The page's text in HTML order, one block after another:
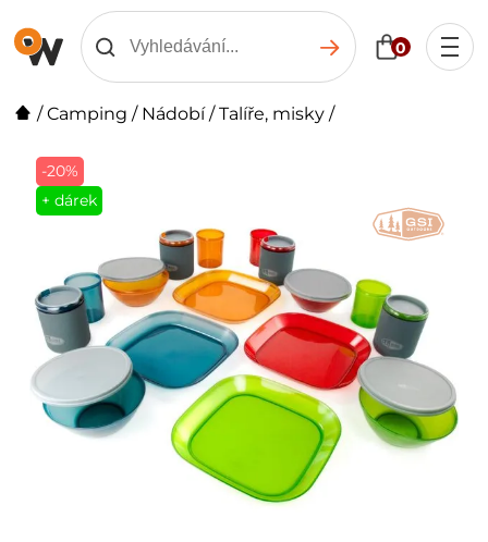
0
/Camping / Nádobí/Talíře, misky /
-20%
+ dárek